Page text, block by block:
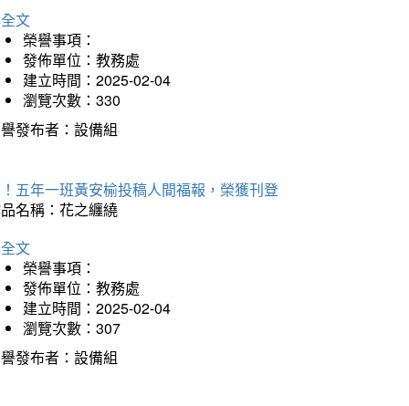
文
榮譽事項：
發佈單位：教務處
建立時間：2025-02-04
瀏覽次數：330
發布者：設備組
五年一班黃安榆投稿人間福報，榮獲刊登
名稱：花之纏繞
文
榮譽事項：
發佈單位：教務處
建立時間：2025-02-04
瀏覽次數：307
發布者：設備組